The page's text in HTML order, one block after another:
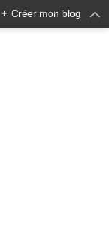
+ Créer mon blog